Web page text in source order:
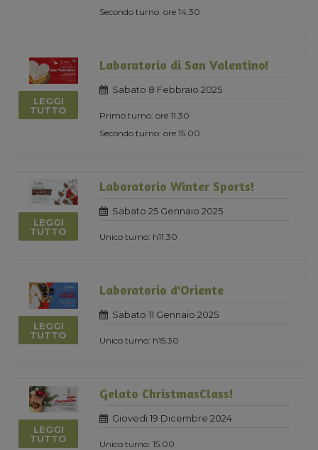
Secondo turno: ore 14.30
LEGGI
TUTTO
Laboratorio di San Valentino!
Sabato 8 Febbraio 2025
Primo turno: ore 11.30
Secondo turno: ore 15.00
LEGGI
TUTTO
Laboratorio Winter Sports!
Sabato 25 Gennaio 2025
Unico turno: h11.30
LEGGI
TUTTO
Laboratorio d'Oriente
Sabato 11 Gennaio 2025
Unico turno: h15.30
LEGGI
TUTTO
Gelato ChristmasClass!
Giovedi 19 Dicembre 2024
Unico turno: 15.00